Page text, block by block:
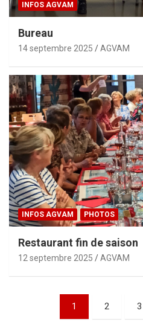
INFOS AGVAM
Bureau
14 septembre 2025 AGVAM
INFOS AGVAM PHOTOS
Restaurant fin de saison
12 septembre 2025 AGVAM
Pagination
1 2 3